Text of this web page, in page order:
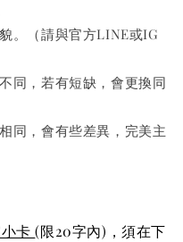
。（請與官方LINE或IG
同，若有短缺，會更換同
同，會有些差異，完美主
卡(限20字內) ，須在下